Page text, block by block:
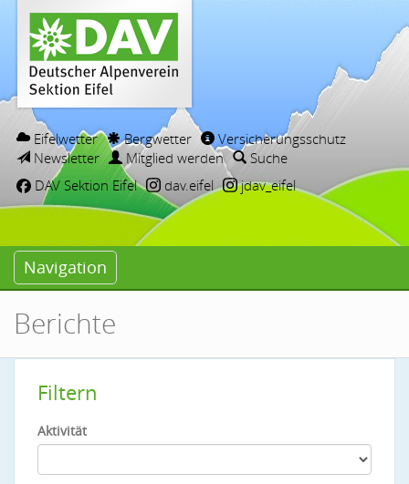
Eifelwetter Bergwetter
Versicherungsschutz
Newsletter
Mitglied werden
Suche
DAV Sektion Eifel
dav.eifel jdav_eifel
Navigation
Berichte
Filtern
Aktivität